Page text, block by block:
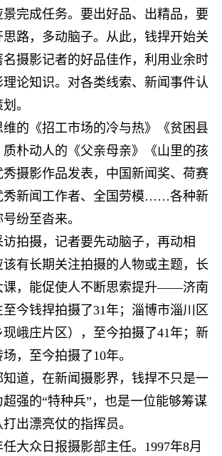
完成任务。要出好品、出精品，要
路，多动脑子。从此，钱捍开始关
摄影记者的好品佳作，利用业余时
论知识。对各类线索、新闻事件认
。
维的《招工市场的冷与热》《贫困县
质朴动人的《父亲母亲》《山里的孩
摄影作品发表，中国新闻奖、荷赛
秀新闻工作者、全国劳模……各种新
纷至沓来。
拍摄，记者要先动脑子，再动相
有长期关注拍摄的人物或主题，长
课，能促使人不断思索提升——济南
至今钱捍拍摄了31年；淄博市淄川区
峨庄片区），至今拍摄了41年；新
，至今拍摄了10年。
知道，在新闻摄影界，钱捍不只是一
强的“特种兵”，也是一位能够筹谋
出漂亮仗的指挥员。
任大众日报摄影部主任。1997年8月